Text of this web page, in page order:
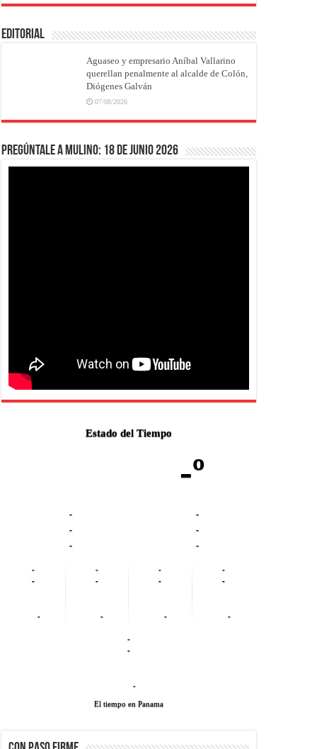
EDITORIAL
Aguaseo y empresario Aníbal Vallarino
querellan penalmente al alcalde de Colón,
Diógenes Galván
07/08/2026
Pregúntale a Mulino: 18 de junio 2026
Estado del Tiempo
-º
-
-
-
-
-
-
-
-
-
-
-
-
-
-
-
-
-
-
-
-
-
El tiempo en Panama